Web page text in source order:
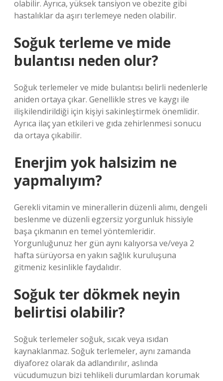
olabilir. Ayrıca, yüksek tansiyon ve obezite gibi
hastalıklar da aşırı terlemeye neden olabilir.
Soğuk terleme ve mide
bulantısı neden olur?
Soğuk terlemeler ve mide bulantısı belirli nedenlerle
aniden ortaya çıkar. Genellikle stres ve kaygı ile
ilişkilendirildiği için kişiyi sakinleştirmek önemlidir.
Ayrıca ilaç yan etkileri ve gıda zehirlenmesi sonucu
da ortaya çıkabilir.
Enerjim yok halsizim ne
yapmalıyım?
Gerekli vitamin ve minerallerin düzenli alımı, dengeli
beslenme ve düzenli egzersiz yorgunluk hissiyle
başa çıkmanın en temel yöntemleridir.
Yorgunluğunuz her gün aynı kalıyorsa ve/veya 2
hafta sürüyorsa en yakın sağlık kuruluşuna
gitmeniz kesinlikle faydalıdır.
Soğuk ter dökmek neyin
belirtisi olabilir?
Soğuk terlemeler soğuk, sıcak veya ısıdan
kaynaklanmaz. Soğuk terlemeler, aynı zamanda
diyaforez olarak da adlandırılır, aslında
vücudumuzun bizi tehlikeli durumlardan korumak